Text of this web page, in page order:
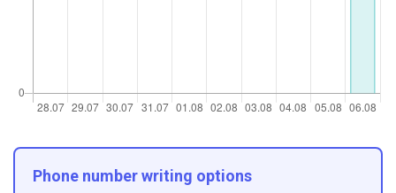
Phone number writing options